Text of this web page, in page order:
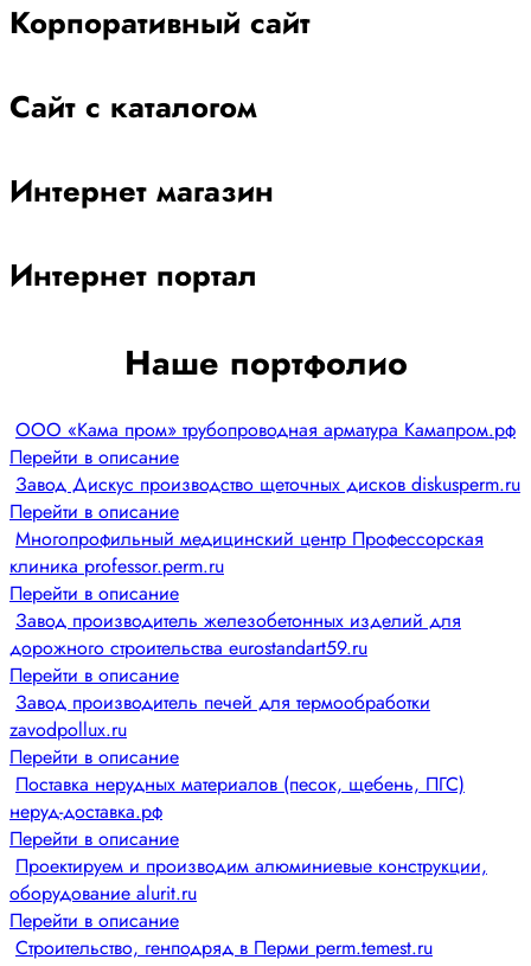
Корпоративный сайт
Сайт с каталогом
Интернет магазин
Интернет портал
Наше портфолио
ООО «Кама пром» трубопроводная арматура Камапром.рф
Перейти в описание
Завод Дискус производство щеточных дисков diskusperm.ru
Перейти в описание
Многопрофильный медицинский центр Профессорская
клиника professor.perm.ru
Перейти в описание
Завод производитель железобетонных изделий для
дорожного строительства eurostandart59.ru
Перейти в описание
Завод производитель печей для термообработки
zavodpollux.ru
Перейти в описание
Поставка нерудных материалов (песок, щебень, ПГС)
неруд-доставка.рф
Перейти в описание
Проектируем и производим алюминиевые конструкции,
оборудование alurit.ru
Перейти в описание
Строительство, генподряд в Перми perm.temest.ru